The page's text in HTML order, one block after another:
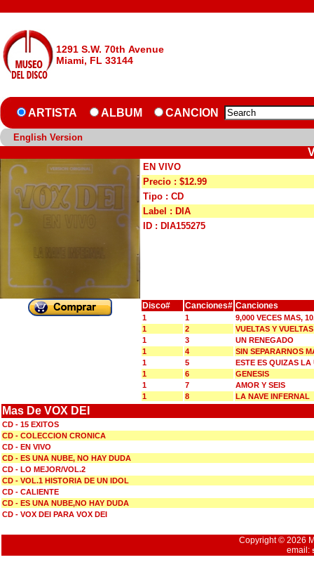
1291 S.W. 70th Avenue
Miami, FL 33144
ARTISTA ALBUM CANCION
English Version
EN VIVO
Precio : $12.99
Tipo : CD
Label : DIA
ID : DIA155275
Disco# Canciones# Canciones
1 1
9,000 VECES MAS,
1
2
VUELTAS Y
1
3
UN RENEGADO
1
4
SIN SEPARARNOS
1
5
ESTE ES QUIZAS LA
1
6
GENESIS
1
7
AMOR Y SEIS
1
8 LA NAVE INFERNAL
Mas De VOX DEI
CD - 15 EXITOS
CD - COLECCION CRONICA
CD - EN VIVO
CD - ES UNA NUBE, NO HAY DUDA
CD - LO MEJOR/VOL.2
CD - VOL.1 HISTORIA DE UN IDOL
CD - CALIENTE
CD - ES UNA NUBE,NO HAY DUDA
CD - VOX DEI PARA VOX DEI
Copyright © 2026
email: